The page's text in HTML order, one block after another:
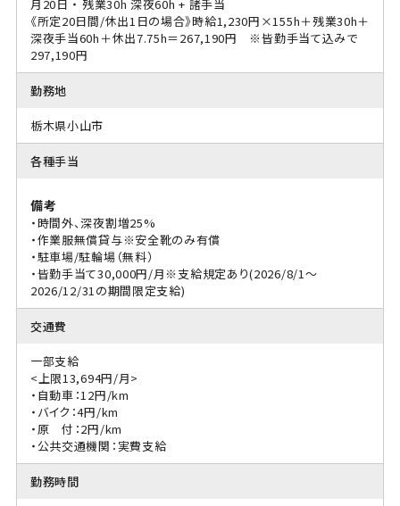
月20日 ・ 残業30h 深夜60h + 諸手当
《所定20日間/休出1日の場合》時給1,230円×155h＋残業30h＋
深夜手当60h＋休出7.75h＝267,190円 ※皆勤手当て込みで
297,190円
勤務地
栃木県小山市
各種手当
備考
・時間外、深夜割増25%
・作業服無償貸与※安全靴のみ有償
・駐車場/駐輪場（無料）
・皆勤手当て30,000円/月※支給規定あり(2026/8/1～
2026/12/31の期間限定支給)
交通費
一部支給
<上限13,694円/月>
・自動車：12円/km
・バイク：4円/km
・原 付：2円/km
・公共交通機関：実費支給
勤務時間